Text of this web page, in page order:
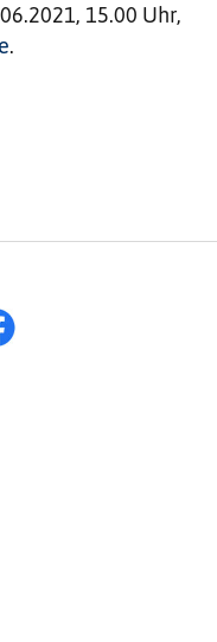
15.00 Uhr,
.